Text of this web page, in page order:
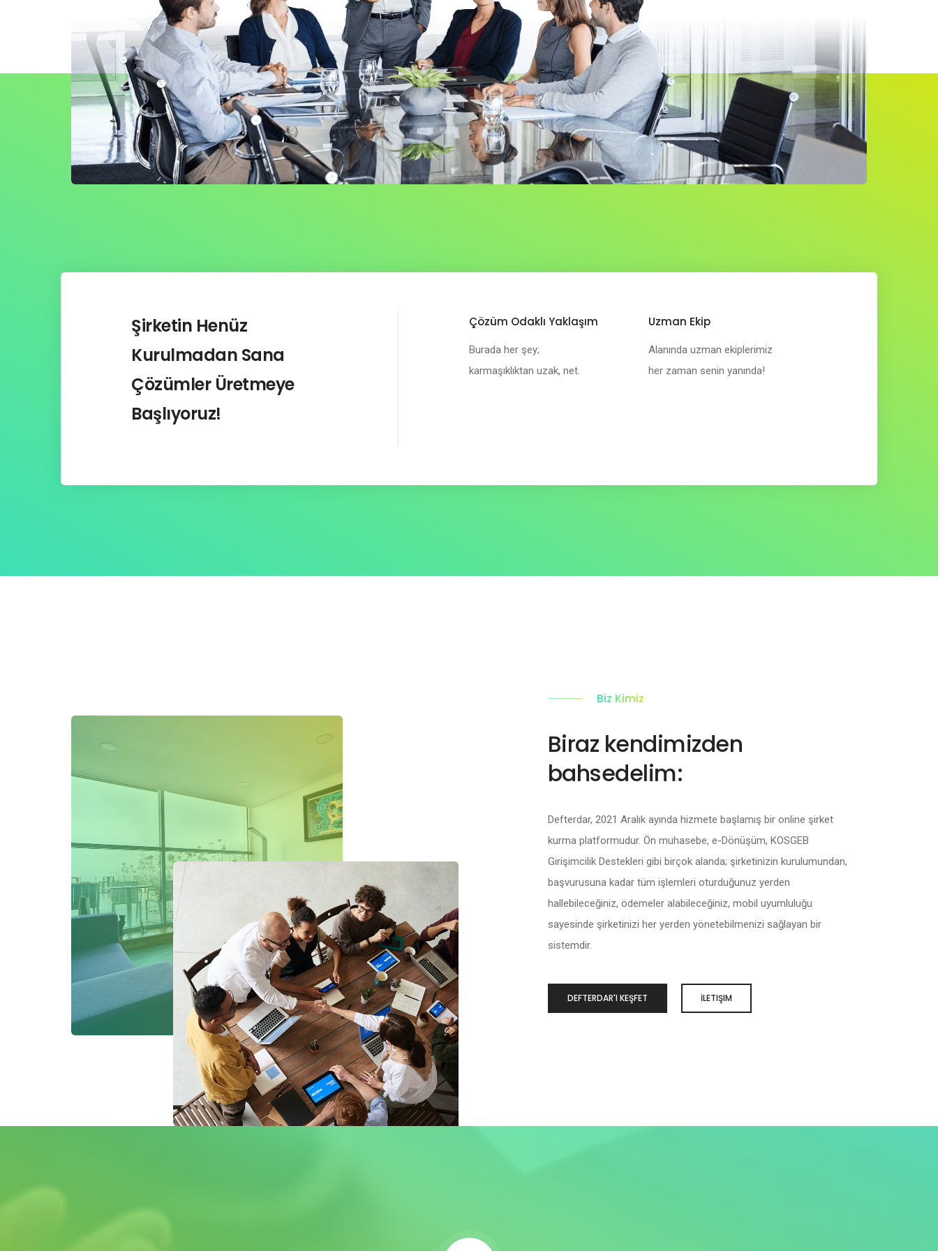
Şirketin Henüz
Kurulmadan Sana
Çözümler Üretmeye
Başlıyoruz!
Çözüm Odaklı Yaklaşım
Burada her şey;
karmaşıklıktan uzak, net.
Uzman Ekip
Alanında uzman ekiplerimiz
her zaman senin yanında!
Biz Kimiz
Biraz kendimizden
bahsedelim:
Defterdar, 2021 Aralık ayında hizmete başlamış bir online şirket
kurma platformudur. Ön muhasebe, e-Dönüşüm, KOSGEB
Girişimcilik Destekleri gibi birçok alanda; şirketinizin kurulumundan,
başvurusuna kadar tüm işlemleri oturduğunuz yerden
hallebileceğiniz, ödemeler alabileceğiniz, mobil uyumluluğu
sayesinde şirketinizi her yerden yönetebilmenizi sağlayan bir
sistemdir.
DEFTERDAR'I KEŞFET İLETIŞIM